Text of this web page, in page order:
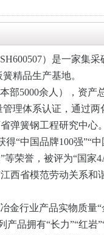
）是一家集
精品生产基地。
部5000余人），资产
理体系认证，通过
弹簧钢工程研究中心
“中国品牌100强”“
荣誉，被评为“国家
西省模范劳动关系和
金行业产品实物质量
品拥有“长力”“红岩